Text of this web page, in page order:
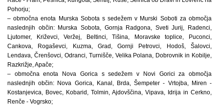
Pohorju;
– območna enota Murska Sobota s sedežem v Murski Soboti za območja
naslednjih občin: Murska Sobota, Gornja Radgona, Sveti Jurij, Radenci,
Ljutomer, Križevci, Veržej, Beltinci, Tišina, Moravske toplice, Puconci,
Cankova, Rogaševci, Kuzma, Grad, Gornji Petrovci, Hodoš, Šalovci,
Lendava, Črenšovci, Odranci, Turnišče, Velika Polana, Dobrovnik in Kobilje,
Razkrižje, Apače;
– območna enota Nova Gorica s sedežem v Novi Gorici za območja
naslednjih občin: Nova Gorica, Kanal, Brda, Šempeter - Vrtojba, Miren -
Kostanjevica, Bovec, Kobarid, Tolmin, Ajdovščina, Vipava, Idrija in Cerkno,
Renče - Vogrsko;